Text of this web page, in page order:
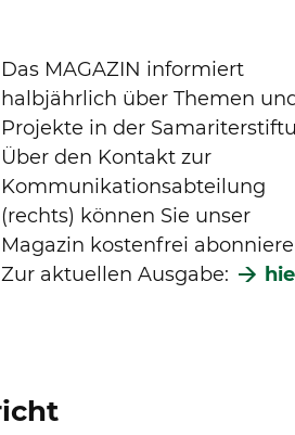
Das MAGAZIN informiert
halbjährlich über Themen
Projekte in der
Über den Kontakt zur
Kommunikationsabteilung
(rechts) können Sie unser
Magazin kostenfrei
Zur aktuellen Ausgabe: